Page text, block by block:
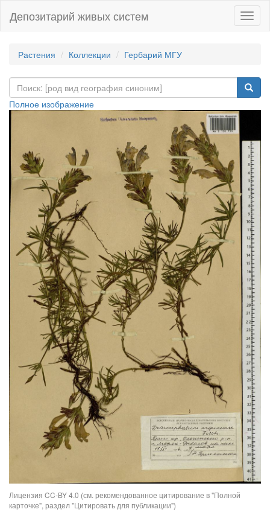
Депозитарий живых систем
Растения Коллекции Гербарий МГУ
Полное изображение
Лицензия CC-BY 4.0 (см. рекомендованное цитирование в "Полной
карточке", раздел "Цитировать для публикации")